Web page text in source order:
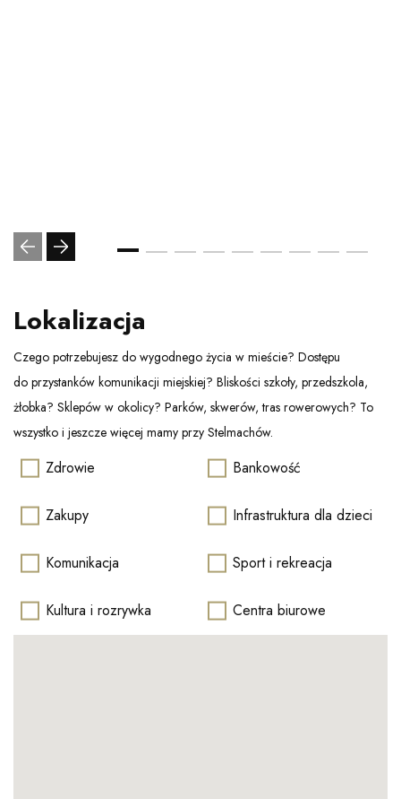
Lokalizacja
Czego potrzebujesz do wygodnego życia w mieście? Dostępu
do przystanków komunikacji miejskiej? Bliskości szkoły, przedszkola,
żłobka? Sklepów w okolicy? Parków, skwerów, tras rowerowych? To
wszystko i jeszcze więcej mamy przy Stelmachów.
Zdrowie Bankowość
Zakupy Infrastruktura dla dzieci
Komunikacja Sport i rekreacja
Kultura i rozrywka Centra biurowe